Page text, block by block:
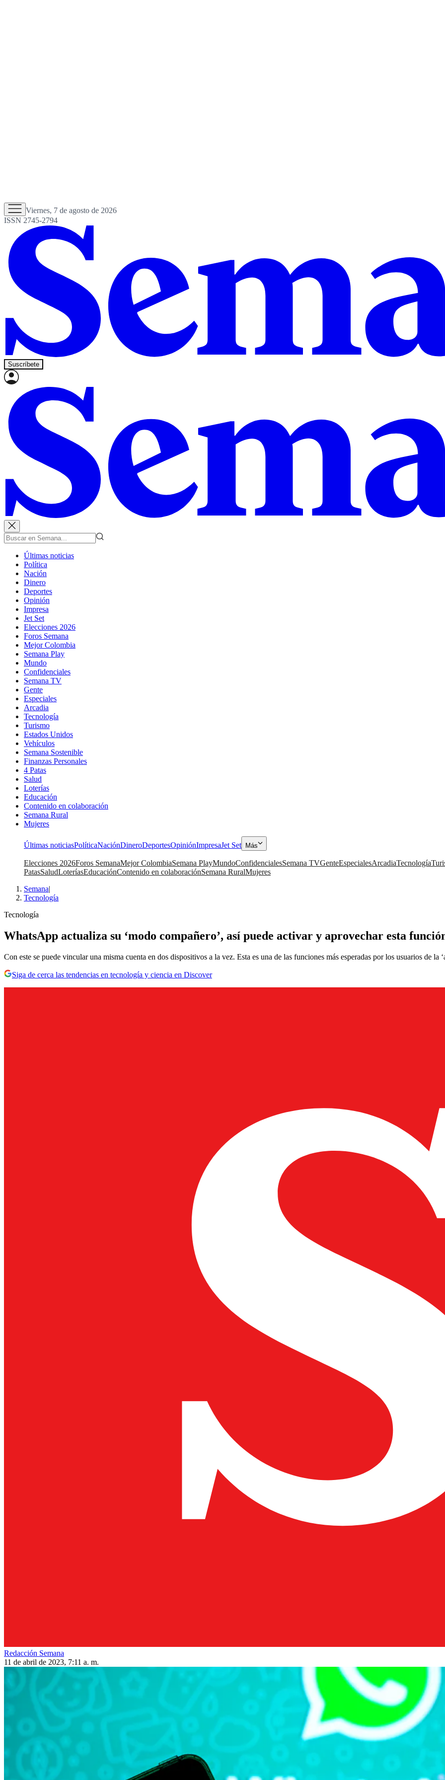
Viernes, 7 de agosto de 2026
ISSN 2745-2794
Suscríbete
Últimas noticias
Política
Nación
Dinero
Deportes
Opinión
Impresa
Jet Set
Elecciones 2026
Foros Semana
Mejor Colombia
Semana Play
Mundo
Confidenciales
Semana TV
Gente
Especiales
Arcadia
Tecnología
Turismo
Estados Unidos
Vehículos
Semana Sostenible
Finanzas Personales
4 Patas
Salud
Loterías
Educación
Contenido en colaboración
Semana Rural
Mujeres
Últimas noticiasPolíticaNaciónDineroDeportesOpiniónImpresaJet Set Más
Elecciones 2026Foros SemanaMejor ColombiaSemana PlayMundoConfidencialesSemana TVGenteEspecialesArcadiaTecnología
PatasSaludLoteríasEducaciónContenido en colaboraciónSemana RuralMujeres
Semana|
Tecnología
Tecnología
WhatsApp actualiza su ‘modo compañero’, así puede activar y aprovechar esta
Con este se puede vincular una misma cuenta en dos dispositivos a la vez. Esta es una de las funciones más esperadas por los usuarios de la
Siga de cerca las tendencias en tecnología y ciencia en Discover
Redacción Semana
11 de abril de 2023, 7:11 a. m.